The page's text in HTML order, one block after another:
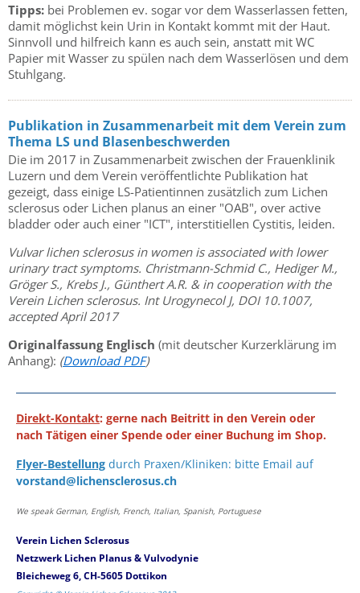
Tipps: bei Problemen ev. sogar vor dem Wasserlassen fetten,
damit möglichst kein Urin in Kontakt kommt mit der Haut.
Sinnvoll und hilfreich kann es auch sein, anstatt mit WC
Papier mit Wasser zu spülen nach dem Wasserlösen und dem
Stuhlgang.
Publikation in Zusammenarbeit mit dem Verein zum
Thema LS und Blasenbeschwerden
Die im 2017 in Zusammenarbeit zwischen der Frauenklinik
Luzern und dem Verein veröffentlichte Publikation hat
gezeigt, dass einige LS-Patientinnen zusätzlich zum Lichen
sclerosus oder Lichen planus an einer "OAB", over active
bladder oder auch einer "ICT", interstitiellen Cystitis, leiden.
Vulvar lichen sclerosus in women is associated with lower
urinary tract symptoms. Christmann-Schmid C., Hediger M.,
Gröger S., Krebs J., Günthert A.R. & in cooperation with the
Verein Lichen sclerosus. Int Urogynecol J, DOI 10.1007,
accepted April 2017
Originalfassung Englisch (mit deutscher Kurzerklärung im
Anhang): (Download PDF)
Direkt-Kontakt: gerne nach Beitritt in den Verein oder
nach Tätigen einer Spende oder einer Buchung im Shop.
Flyer-Bestellung durch Praxen/Kliniken: bitte Email auf
vorstand@lichensclerosus.ch
We speak German, English, French, Italian, Spanish, Portuguese
Verein Lichen Sclerosus
Netzwerk Lichen Planus & Vulvodynie
Bleicheweg 6, CH-5605 Dottikon